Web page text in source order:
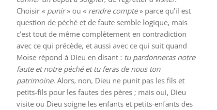
Choisir « punir» ou « rendre compte» parce qu’il est
question de péché et de faute semble logique, mais
c’est tout de même complètement en contradiction
avec ce qui précède, et aussi avec ce qui suit quand
Moïse répond à Dieu en disant : tu pardonneras notre
faute et notre péché et tu feras de nous ton
patrimoine. Alors, non, Dieu ne punit pas les fils et
petits-fils pour les fautes des pères ; mais oui, Dieu
visite ou Dieu soigne les enfants et petits-enfants des